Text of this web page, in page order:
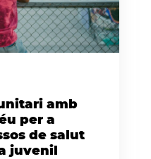
amb
per a
de salut
juvenil